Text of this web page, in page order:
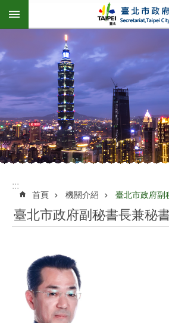
跳到主要內容區塊
:::
首頁 機關介紹 臺北市政府副
臺北市政府副秘書長兼秘